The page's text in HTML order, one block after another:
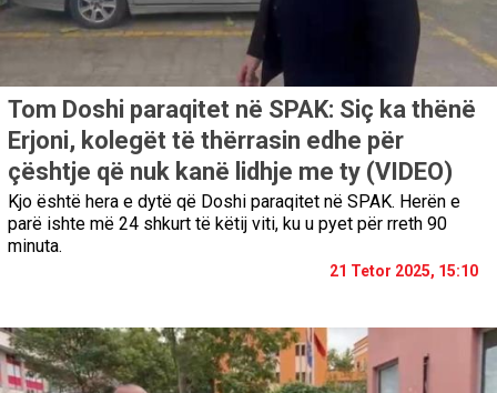
Tom Doshi paraqitet në SPAK: Siç ka thënë
Erjoni, kolegët të thërrasin edhe për
çështje që nuk kanë lidhje me ty (VIDEO)
Kjo është hera e dytë që Doshi paraqitet në SPAK. Herën e
parë ishte më 24 shkurt të këtij viti, ku u pyet për rreth 90
minuta.
21 Tetor 2025, 15:10